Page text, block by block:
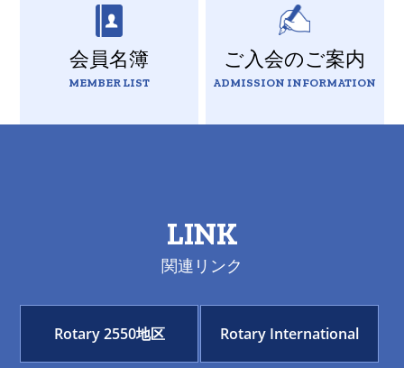
会員名簿
MEMBER LIST
ご入会のご案内
ADMISSION INFORMATION
LINK
関連リンク
Rotary 2550地区 Rotary International